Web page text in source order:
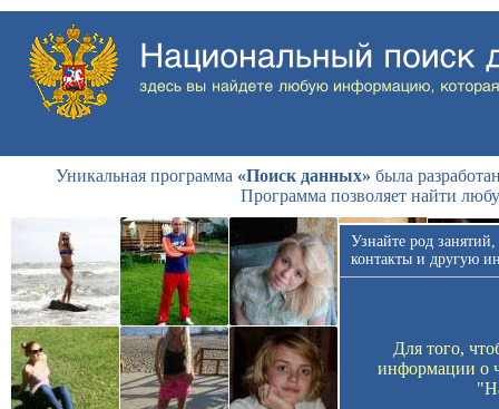
Уникальная программа «Поиск данных» была
Программа позволяет найти
Узнайте род
контакты и другую
Для того,
информации о